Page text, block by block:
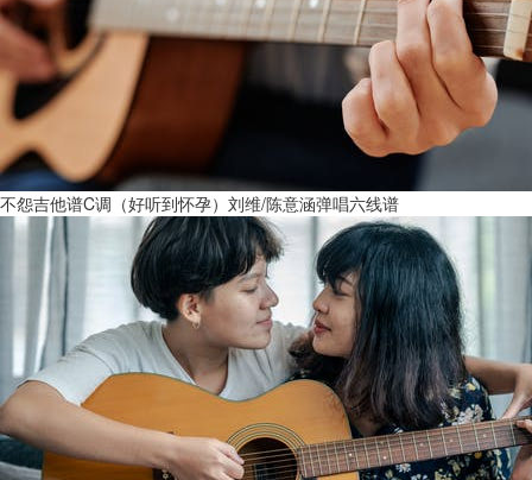
不怨吉他谱C调（好听到怀孕）刘维/陈意涵弹唱六线谱